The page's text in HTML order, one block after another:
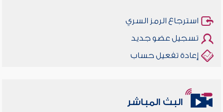
استرجاع الرمز السري
تسجيل عضو جديد
إعادة تفعيل حساب
البث المباشر